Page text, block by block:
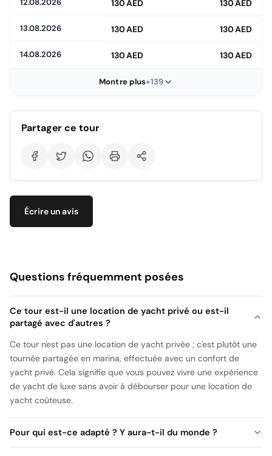
12.08.2026 130 AED 130 AED
13.08.2026 130 AED 130 AED
14.08.2026 130 AED 130 AED
Montre plus+139
Partager ce tour
Écrire un avis
Questions fréquemment posées
Ce tour est-il une location de yacht privé ou est-il
partagé avec d'autres ?
Ce tour n'est pas une location de yacht privée ; c'est plutôt une
tournée partagée en marina, effectuée avec un confort de
yacht privé. Cela signifie que vous pouvez vivre une expérience
de yacht de luxe sans avoir à débourser pour une location de
yacht coûteuse.
Pour qui est-ce adapté ? Y aura-t-il du monde ?